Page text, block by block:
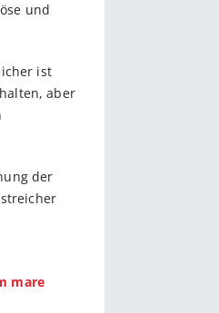
und
ist
aber
der
mare